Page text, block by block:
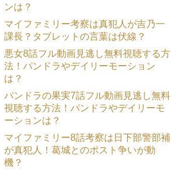
ンは？
マイファミリー考察は真犯人が吉乃一
課長？タブレットの言葉は伏線？
悪女8話フル動画見逃し無料視聴する方
法！パンドラやデイリーモーション
は？
パンドラの果実7話フル動画見逃し無料
視聴する方法！パンドラやデイリーモ
ーションは？
マイファミリー8話考察は日下部警部補
が真犯人！葛城とのポスト争いが動
機？